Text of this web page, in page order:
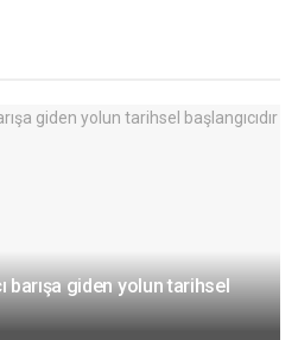
barışa giden yolun tarihsel